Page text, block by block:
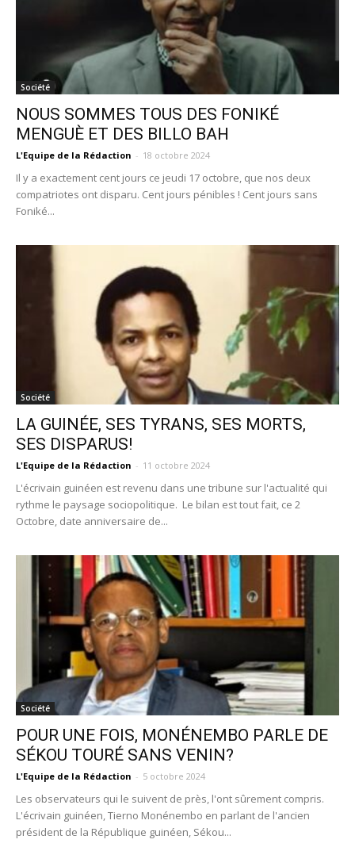
Société
NOUS SOMMES TOUS DES FONIKÉ
MENGUÈ ET DES BILLO BAH
L'Equipe de la Rédaction - 18 octobre 2024
Il y a exactement cent jours ce jeudi 17 octobre, que nos deux
compatriotes ont disparu. Cent jours pénibles ! Cent jours sans
Foniké...
Société
LA GUINÉE, SES TYRANS, SES MORTS,
SES DISPARUS!
L'Equipe de la Rédaction - 11 octobre 2024
L'écrivain guinéen est revenu dans une tribune sur l'actualité qui
rythme le paysage sociopolitique. Le bilan est tout fait, ce 2
Octobre, date anniversaire de...
Société
POUR UNE FOIS, MONÉNEMBO PARLE DE
SÉKOU TOURÉ SANS VENIN?
L'Equipe de la Rédaction - 5 octobre 2024
Les observateurs qui le suivent de près, l'ont sûrement compris.
L'écrivain guinéen, Tierno Monénembo en parlant de l'ancien
président de la République guinéen, Sékou...